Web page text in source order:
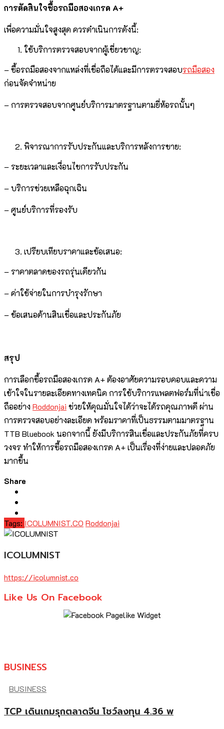
การตัดสินใจซื้อรถมือสองเกรด A+
เพื่อความมั่นใจสูงสุด ควรดำเนินการดังนี้:
ใช้บริการตรวจสอบจากผู้เชี่ยวชาญ:
– ซื้อรถมือสองจากแหล่งที่เชื่อถือได้และมีการตรวจสอบรถมือสอง
ก่อนจัดจำหน่าย
– การตรวจสอบจากศูนย์บริการมาตรฐานตามยี่ห้อรถนั้นๆ
พิจารณาการรับประกันและบริการหลังการขาย:
– ระยะเวลาและเงื่อนไขการรับประกัน
– บริการช่วยเหลือฉุกเฉิน
– ศูนย์บริการที่รองรับ
เปรียบเทียบราคาและข้อเสนอ:
– ราคาตลาดของรถรุ่นเดียวกัน
– ค่าใช้จ่ายในการบำรุงรักษา
– ข้อเสนอด้านสินเชื่อและประกันภัย
สรุป
การเลือกซื้อรถมือสองเกรด A+ ต้องอาศัยความรอบคอบและความ
เข้าใจในรายละเอียดทางเทคนิค การใช้บริการแพลตฟอร์มที่น่าเชื่อ
ถืออย่างRoddonjai ช่วยให้คุณมั่นใจได้ว่าจะได้รถคุณภาพดี ผ่าน
การตรวจสอบอย่างละเอียด พร้อมราคาที่เป็นธรรมตามมาตรฐาน
TTB Bluebook นอกจากนี้ ยังมีบริการสินเชื่อและประกันภัยที่ครบ
วงจร ทำให้การซื้อรถมือสองเกรด A+ เป็นเรื่องที่ง่ายและปลอดภัย
มากขึ้น
Share
Tags: ICOLUMNIST.CO Roddonjai
ICOLUMNIST
https://icolumnist.co
Like Us On Facebook
BUSINESS
BUSINESS
TCP เดินเกมรุกตลาดจีน โชว์ลงทุน 4.36 พ